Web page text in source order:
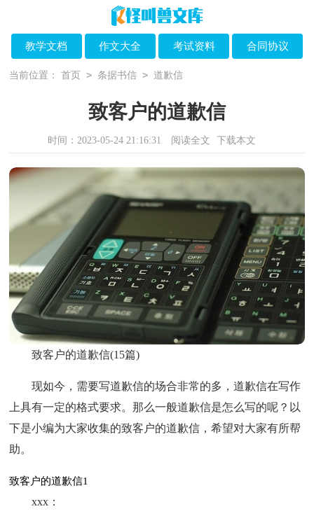
教学文档 作文大全 考试资料 合同协议
当前位置： 首页 > 条据书信 > 道歉信
致客户的道歉信
时间：2023-05-24 21:16:31 阅读全文 下载本文
致客户的道歉信(15篇)
现如今，需要写道歉信的场合非常的多，道歉信在写作
上具有一定的格式要求。那么一般道歉信是怎么写的呢？以
下是小编为大家收集的致客户的道歉信，希望对大家有所帮
助。
致客户的道歉信1
xxx：